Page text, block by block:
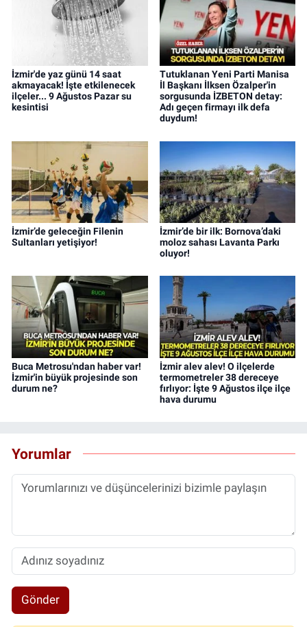
İzmir'de yaz günü 14 saat
akmayacak! İşte etkilenecek
ilçeler... 9 Ağustos Pazar su
kesintisi
Tutuklanan Yeni Parti Manisa
İl Başkanı İlksen Özalper'in
sorgusunda İZBETON detay:
Adı geçen firmayı ilk defa
duydum!
İzmir’de geleceğin Filenin
Sultanları yetişiyor!
İzmir’de bir ilk: Bornova’daki
moloz sahası Lavanta Parkı
oluyor!
Buca Metrosu'ndan haber var!
İzmir'in büyük projesinde son
durum ne?
İzmir alev alev! O ilçelerde
termometreler 38 dereceye
fırlıyor: İşte 9 Ağustos ilçe ilçe
hava durumu
Yorumlar
Gönder